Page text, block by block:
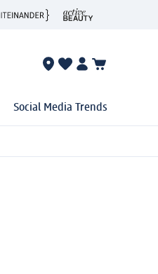
Social Media Trends